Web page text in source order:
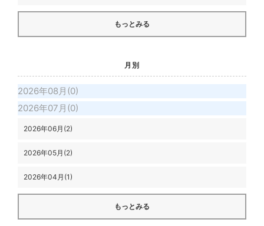
もっとみる
月別
2026年08月(0)
2026年07月(0)
2026年06月(2)
2026年05月(2)
2026年04月(1)
もっとみる